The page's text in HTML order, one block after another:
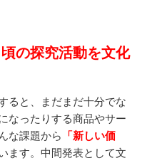
の探究活動を文化
ると、まだまだ十分でな
なったりする商品やサー
な課題から
「新しい価
ます。中間発表として文